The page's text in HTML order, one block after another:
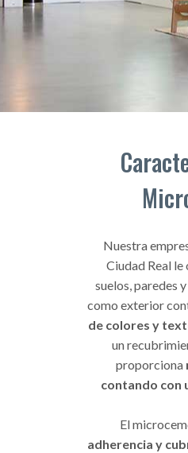
Nuestra
Ciudad Real
suelos, paredes
como exterior
de colores y
un
proporciona
contando con
El
adherencia y